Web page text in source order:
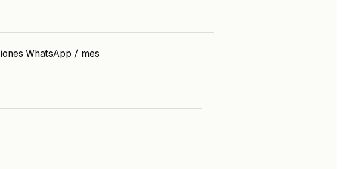
WhatsApp / mes